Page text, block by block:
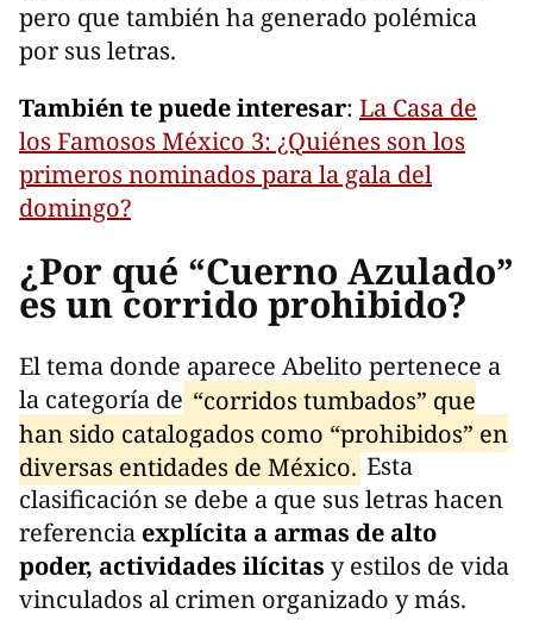
pero que también ha generado polémica
por sus letras.
También te puede interesar: La Casa de
los Famosos México 3: ¿Quiénes son los
primeros nominados para la gala del
domingo?
¿Por qué “Cuerno Azulado”
es un corrido prohibido?
El tema donde aparece Abelito pertenece a
la categoría de “corridos tumbados” que
han sido catalogados como “prohibidos” en
diversas entidades de México. Esta
clasificación se debe a que sus letras hacen
referencia explícita a armas de alto
poder, actividades ilícitas y estilos de vida
vinculados al crimen organizado y más.